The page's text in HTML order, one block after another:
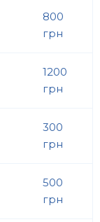
800
грн
1200
грн
300
грн
500
грн